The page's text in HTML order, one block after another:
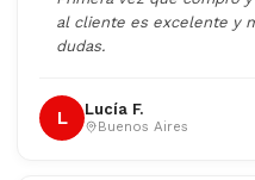
al cliente es excelente y
dudas.
L Lucía F.
Buenos Aires